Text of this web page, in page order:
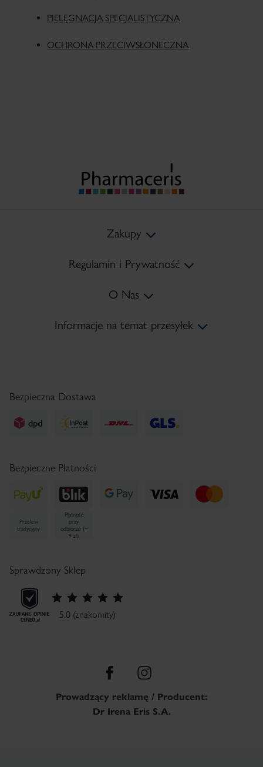
×
PIELĘGNACJA SPECJALISTYCZNA
OCHRONA PRZECIWSŁONECZNA
Zakupy
Koszty Dostawy
Metody Płatności
Zwroty
Regulamin i Prywatność
Regulamin
Polityka prywatności
O Nas
Mapa Strony
Informacje na temat przesyłek
Bezpieczna Dostawa
Bezpieczne Płatności
Przelew
tradycyjny
Płatność
przy
odbiorze (+
9 zł)
Sprawdzony Sklep
5.0 (znakomity)
Prowadzący reklamę / Producent:
Dr Irena Eris S.A.